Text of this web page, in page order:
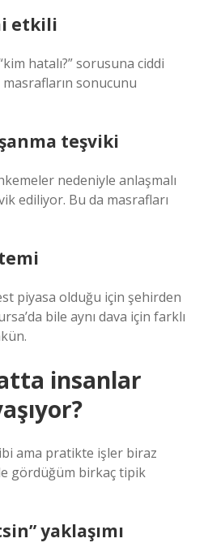
etkili
hatalı?” sorusuna ciddi
sonucunu
teşviki
nedeniyle anlaşmalı
ediliyor. Bu da masrafları
piyasa olduğu için şehirden
bile aynı dava için farklı
insanlar
ama pratikte işler biraz
gördüğüm birkaç tipik
yaklaşımı